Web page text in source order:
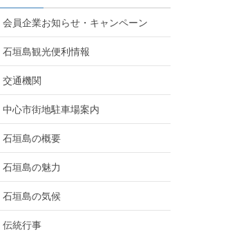
会員企業お知らせ・キャンペーン
石垣島観光便利情報
交通機関
中心市街地駐車場案内
石垣島の概要
石垣島の魅力
石垣島の気候
伝統行事